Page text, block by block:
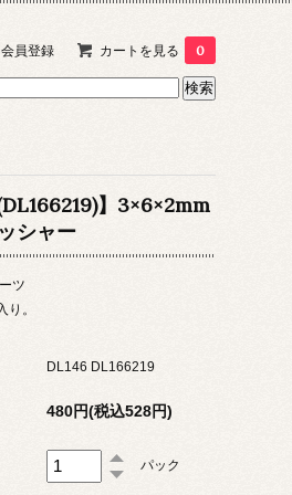
会員登録 カートを見る 0
】3×6×2mm
シャー
ツ
り。
DL146 DL166219
480円(税込528円)
パック